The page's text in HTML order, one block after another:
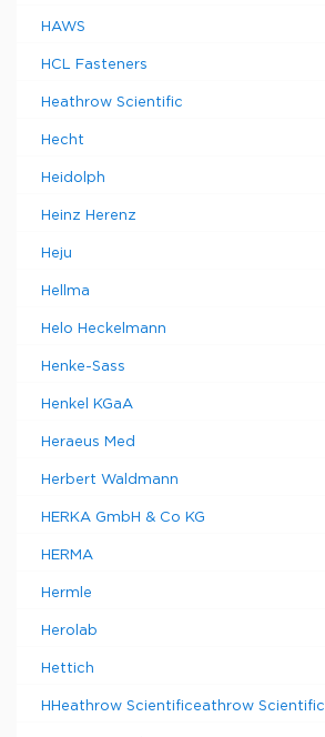
HAWS
HCL Fasteners
Heathrow Scientific
Hecht
Heidolph
Heinz Herenz
Heju
Hellma
Helo Heckelmann
Henke-Sass
Henkel KGaA
Heraeus Med
Herbert Waldmann
HERKA GmbH & Co KG
HERMA
Hermle
Herolab
Hettich
HHeathrow Scientificeathrow Scientific